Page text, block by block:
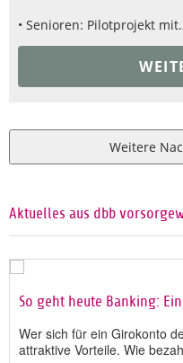
• Senioren: Pilotprojekt
Weitere
Aktuelles aus dbb
So geht heute Banking:
Wer sich für ein Girokonto
attraktive Vorteile. Wie